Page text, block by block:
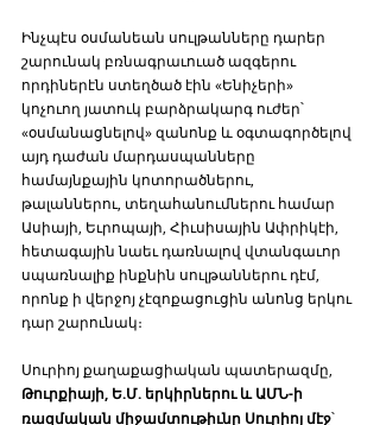
Ինչպէս օսմանեան սուլթանները դարեր
շարունակ բռնագրաւուած ազգերու
որդիներէն ստեղծած էին «Ենիչերի»
կոչուող յատուկ բարձրակարգ ուժեր՝
«օսմանացնելով» զանոնք և օգտագործելով
այդ դաժան մարդասպանները
համայնքային կոտորածներու,
թալաններու, տեղահանումներու համար
Ասիայի, Եւրոպայի, Հիւսիսային Ափրիկէի,
հետագային նաեւ դառնալով վտանգաւոր
սպառնալիք ինքնին սուլթաններու դէմ,
որոնք ի վերջոյ չէզոքացուցին անոնց երկու
դար շարունակ։
Սուրիոյ քաղաքացիական պատերազմը,
Թուրքիայի, Ե.Մ. երկիրներու և ԱՄՆ-ի
ռազմական միջամտութիւնը Սուրիոյ մէջ՝